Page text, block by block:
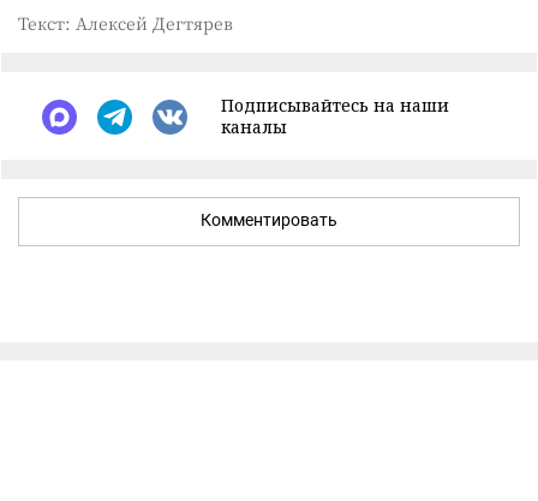
Текст: Алексей Дегтярев
Подписывайтесь на наши
каналы
Комментировать